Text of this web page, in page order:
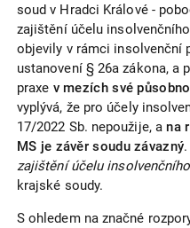
soud v Hradci Králové -
zajištění účelu
objevily v rámci insolvenční
ustanovení § 26a zákona, a
praxe v mezích své
vyplývá, že pro účely
17/2022 Sb. nepoužije, a na
MS je závěr soudu závazný
zajištění účelu
krajské soudy.
S ohledem na značné